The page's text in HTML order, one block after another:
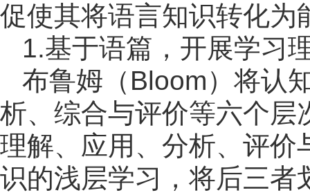
促使其将语言知识转化为
1.基于语篇，开展学习
布鲁姆（Bloom）将认
析、综合与评价等六个
理解、应用、分析、评价
识的浅层学习，将后三者